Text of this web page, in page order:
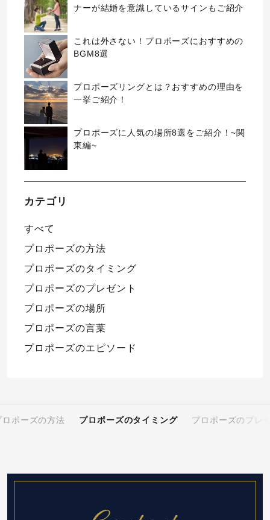
ナーが結婚を意識しているサインもご紹介
これは外さない！プロポーズにおすすめの
BGM8選
プロポーズリングとは？おすすめの理由を
一挙ご紹介！
プロポーズに人気の場所8選をご紹介！~関
東編~
カテゴリ
すべて
プロポーズの方法
プロポーズのタイミング
プロポーズのプレゼント
プロポーズの場所
プロポーズの言葉
プロポーズのエピソード
ロポーズの方法 プロポーズのタイミング プロポーズのプレ